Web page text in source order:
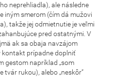
neprehliadla), ale následne
iným smerom (čím dá mužovi
takže jej odmietnutie je veľmi
pred ostatnými. V
ak sa obaja navzájom
kontakt prípadne doplniť
gestom napríklad „som
tvár rukou), alebo „neskôr“